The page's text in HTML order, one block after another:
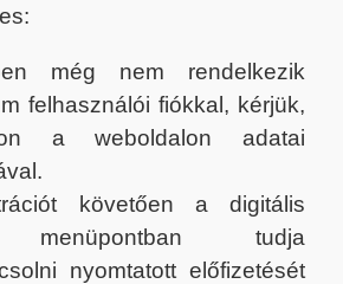
még nem rendelkezik
felhasználói fiókkal, kérjük,
a weboldalon adatai
követően a digitális
menüpontban tudja
nyomtatott előfizetését